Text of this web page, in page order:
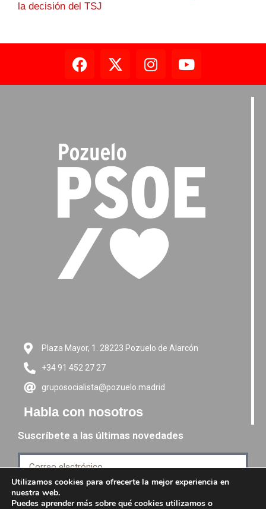
la decisión del TSJ
Plaza Mayor, 1. 28223 Pozuelo de Alarcón
+34 91 452 27 27
gruposocialista@pozuelo.madrid
Habla con nosotros
Suscríbete a las últimas novedades
Suscríbete
Utilizamos cookies para ofrecerte la mejor experiencia en
nuestra web.
Puedes aprender más sobre qué cookies utilizamos o